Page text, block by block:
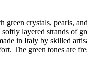
crystals, pearls,
layered strands of
in Italy by skilled
The green tones are